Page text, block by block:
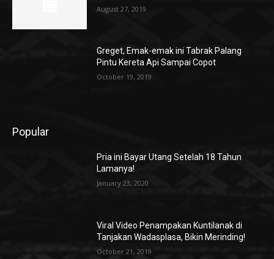
August 27, 2019
Greget, Emak-emak ini Tabrak Palang
Pintu Kereta Api Sampai Copot
October 19, 2019
Popular
Pria ini Bayar Utang Setelah 18 Tahun
Lamanya!
January 23, 2020
Viral Video Penampakan Kuntilanak di
Tanjakan Wadasplasa, Bikin Merinding!
October 21, 2019